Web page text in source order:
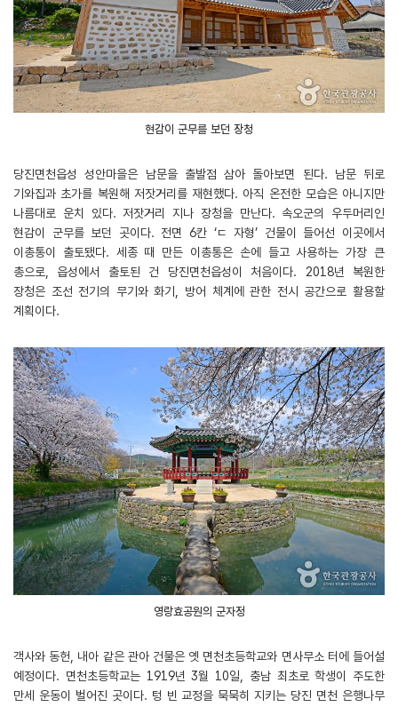
현감이 군무를 보던 장청
당진면천읍성 성안마을은 남문을 출발점 삼아 돌아보면 된다. 남문 뒤로
기와집과 초가를 복원해 저잣거리를 재현했다. 아직 온전한 모습은 아니지만
나름대로 운치 있다. 저잣거리 지나 장청을 만난다. 속오군의 우두머리인
현감이 군무를 보던 곳이다. 전면 6칸 ‘ㄷ 자형’ 건물이 들어선 이곳에서
이총통이 출토됐다. 세종 때 만든 이총통은 손에 들고 사용하는 가장 큰
총으로, 읍성에서 출토된 건 당진면천읍성이 처음이다. 2018년 복원한
장청은 조선 전기의 무기와 화기, 방어 체계에 관한 전시 공간으로 활용할
계획이다.
영랑효공원의 군자정
객사와 동헌, 내아 같은 관아 건물은 옛 면천초등학교와 면사무소 터에 들어설
예정이다. 면천초등학교는 1919년 3월 10일, 충남 최초로 학생이 주도한
만세 운동이 벌어진 곳이다. 텅 빈 교정을 묵묵히 지키는 당진 면천 은행나무